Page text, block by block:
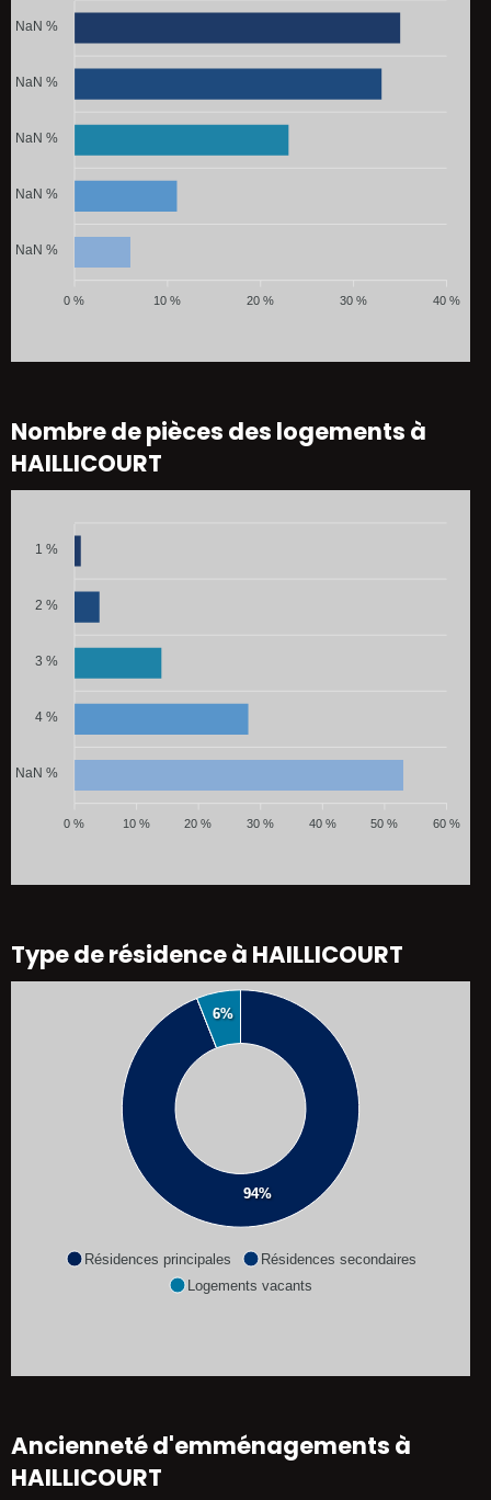
NaN %
NaN %
NaN %
NaN %
NaN %
40 %
30 %
20 %
10 %
0 %
Nombre de pièces des logements à
HAILLICOURT
1 %
2 %
3 %
4 %
NaN %
60 %
50 %
40 %
30 %
20 %
10 %
0 %
Type de résidence à HAILLICOURT
94%
6%
Résidences principales
Résidences secondaires
Logements vacants
Ancienneté d'emménagements à
HAILLICOURT